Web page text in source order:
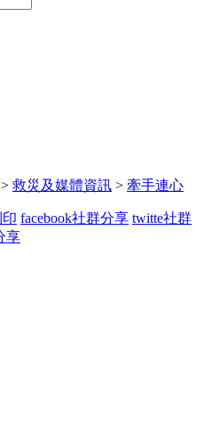
> 救災及媒體資訊 > 牽手連心
facebook社群分享 twitte社群
享